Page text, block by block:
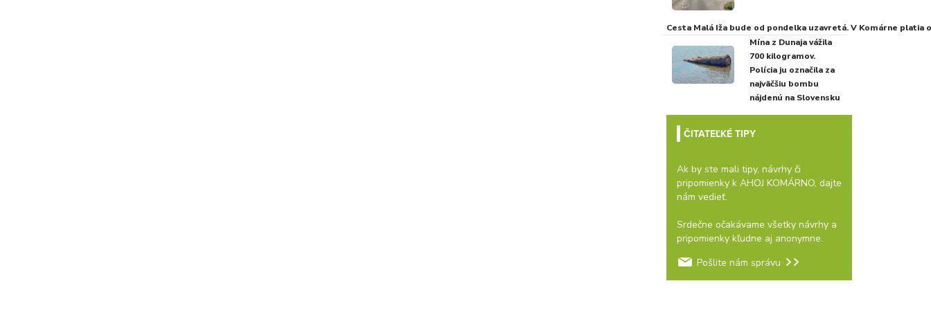
Cesta Malá Iža bude od pondelka uzavretá. V Komárne platia
Mína z Dunaja vážila
700 kilogramov.
Polícia ju označila za
najväčšiu bombu
nájdenú na Slovensku
ČITATEĽKÉ TIPY
Ak by ste mali tipy, návrhy či
pripomienky k AHOJ KOMÁRNO, dajte
nám vedieť.
Srdečne očakávame všetky návrhy a
pripomienky kľudne aj anonymne.
Pošlite nám správu